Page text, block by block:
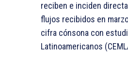
reciben e inciden
flujos recibidos en
cifra cónsona con
Latinoamericanos